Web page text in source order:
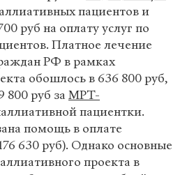
пациентов и
руб на оплату услуг по
Платное лечение
РФ в рамках
обошлось в 636 800 руб,
800 руб за МРТ-
пациентки.
помощь в оплате
630 руб). Однако основные
проекта в